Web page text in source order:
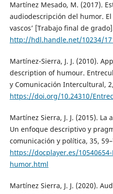
Martínez Mesado, M. (2017).
audiodescripción del humor. El
vascos’ [Trabajo final de
http://hdl.handle.net/10234/
Martínez-Sierra, J. J. (2010).
description of humour.
y Comunicación Intercultural,
https://doi.org/10.24310/
Martínez Sierra, J. J. (2015).
Un enfoque descriptivo y
comunicación y política, 35,
https://docplayer.es/
humor.html
Martínez Sierra, J. J. (2020).